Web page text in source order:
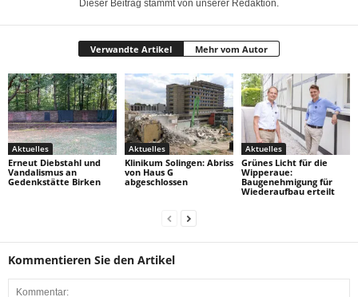
Dieser Beitrag stammt von unserer Redaktion.
Verwandte Artikel Mehr vom Autor
Aktuelles
Erneut Diebstahl und
Vandalismus an
Gedenkstätte Birken
Aktuelles
Klinikum Solingen: Abriss
von Haus G
abgeschlossen
Aktuelles
Grünes Licht für die
Wipperaue:
Baugenehmigung für
Wiederaufbau erteilt
Kommentieren Sie den Artikel